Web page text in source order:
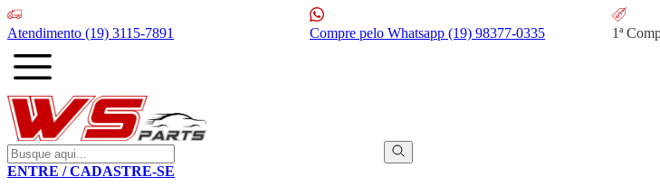
Atendimento (19) 3115-7891 Compre pelo Whatsapp (19) 98377-0335 1ª
ENTRE / CADASTRE-SE